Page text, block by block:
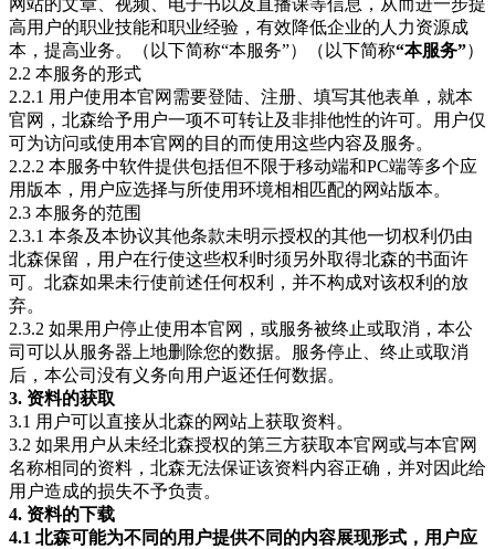
高用户的职业技能和职业经验，有效降低企业的人力资源成
本，提高业务。（以下简称“本服务”）（以下简称“本服务”）
2.2 本服务的形式
2.2.1 用户使用本官网需要登陆、注册、填写其他表单，就本
官网，北森给予用户一项不可转让及非排他性的许可。用户仅
可为访问或使用本官网的目的而使用这些内容及服务。
2.2.2 本服务中软件提供包括但不限于移动端和PC端等多个应
用版本，用户应选择与所使用环境相相匹配的网站版本。
2.3 本服务的范围
2.3.1 本条及本协议其他条款未明示授权的其他一切权利仍由
北森保留，用户在行使这些权利时须另外取得北森的书面许
可。北森如果未行使前述任何权利，并不构成对该权利的放
弃。
2.3.2 如果用户停止使用本官网，或服务被终止或取消，本公
司可以从服务器上地删除您的数据。服务停止、终止或取消
后，本公司没有义务向用户返还任何数据。
3. 资料的获取
3.1 用户可以直接从北森的网站上获取资料。
3.2 如果用户从未经北森授权的第三方获取本官网或与本官网
名称相同的资料，北森无法保证该资料内容正确，并对因此给
用户造成的损失不予负责。
4. 资料的下载
4.1 北森可能为不同的用户提供不同的内容展现形式，用户应